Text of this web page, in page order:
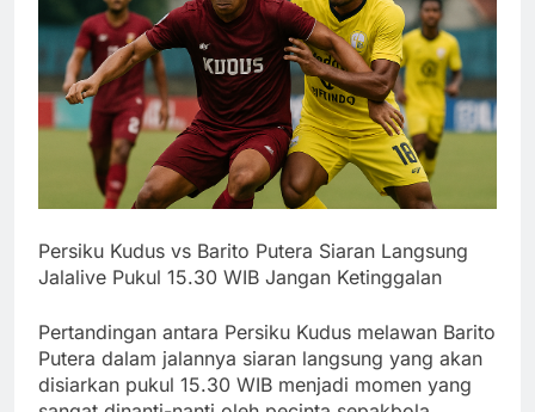
Persiku Kudus vs Barito Putera Siaran Langsung
Jalalive Pukul 15.30 WIB Jangan Ketinggalan
Pertandingan antara Persiku Kudus melawan Barito
Putera dalam jalannya siaran langsung yang akan
disiarkan pukul 15.30 WIB menjadi momen yang